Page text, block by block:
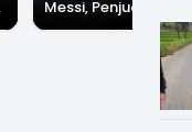
Messi, Penjual Cilok
di Palabuhanratu Ini
Banjir Sapaan "Bang